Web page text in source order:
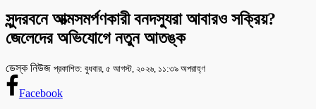
সুন্দরবনে আত্মসমর্পণকারী বনদস্যুরা আবারও সক্রিয়?
জেলেদের অভিযোগে নতুন আতঙ্ক
ডেস্ক নিউজ প্রকাশিত: বুধবার, ৫ আগস্ট, ২০২৬, ১১:৩৯ অপরাহ্ণ
Facebook